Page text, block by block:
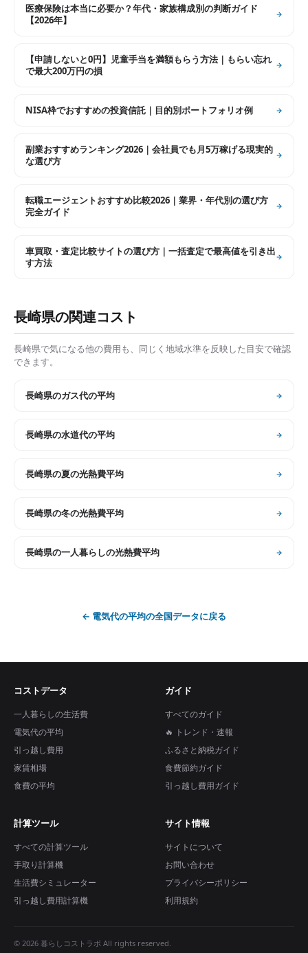
医療保険は本当に必要か？年代・家族構成別の判断ガイド
【2026年】
【申請しないと0円】児童手当を満額もらう方法｜もらい忘れ
で最大200万円の損
NISA枠でおすすめの投資信託｜目的別ポートフォリオ例
副業おすすめランキング2026｜会社員でも月5万稼げる現実的
な選び方
転職エージェントおすすめ比較2026｜業界・年代別の選び方
完全ガイド
車買取・査定比較サイトの選び方｜一括査定で最高値を引き出
す方法
長崎県の関連コスト
長崎県で気になる他の費用も、同じく地域水準を反映した目安で確認
できます。
長崎県のガス代の平均
長崎県の水道代の平均
長崎県の夏の光熱費平均
長崎県の冬の光熱費平均
長崎県の一人暮らしの光熱費平均
← 電気代の平均の全国データに戻る
コストデータ
一人暮らしの生活費
電気代の平均
引っ越し費用
家賃相場
食費の平均
ガイド
すべてのガイド
🔥 トレンド・速報
ふるさと納税ガイド
食費節約ガイド
引っ越し費用ガイド
計算ツール
すべての計算ツール
手取り計算機
生活費シミュレーター
引っ越し費用計算機
サイト情報
サイトについて
お問い合わせ
プライバシーポリシー
利用規約
© 2026 暮らしコストラボ All rights reserved.